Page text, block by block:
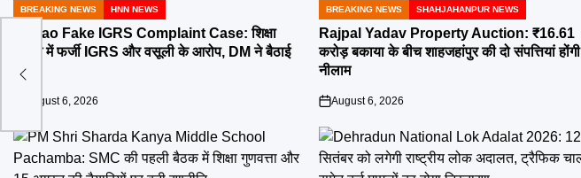
POSTED
BREAKING NEWS HNN NEWS
Unnao Fake IGRS Complaint Case: शिक्षा
विभाग में फर्जी IGRS और वसूली के आरोप, DM ने बैठाई
जांच
August 6, 2026
POSTED
IN
BREAKING NEWS SHAHJAHANPUR NEWS
Rajpal Yadav Property Auction: ₹16.61
करोड़ बकाया के बीच शाहजहांपुर की दो संपत्तियां होंगी
नीलाम
on
August 6, 2026